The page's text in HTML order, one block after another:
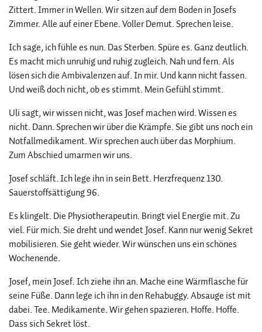
Zittert. Immer in Wellen. Wir sitzen auf dem Boden in Josefs
Zimmer. Alle auf einer Ebene. Voller Demut. Sprechen leise.
Ich sage, ich fühle es nun. Das Sterben. Spüre es. Ganz deutlich.
Es macht mich unruhig und ruhig zugleich. Nah und fern. Als
lösen sich die Ambivalenzen auf. In mir. Und kann nicht fassen.
Und weiß doch nicht, ob es stimmt. Mein Gefühl stimmt.
Uli sagt, wir wissen nicht, was Josef machen wird. Wissen es
nicht. Dann. Sprechen wir über die Krämpfe. Sie gibt uns noch ein
Notfallmedikament. Wir sprechen auch über das Morphium.
Zum Abschied umarmen wir uns.
Josef schläft. Ich lege ihn in sein Bett. Herzfrequenz 130.
Sauerstoffsättigung 96.
Es klingelt. Die Physiotherapeutin. Bringt viel Energie mit. Zu
viel. Für mich. Sie dreht und wendet Josef. Kann nur wenig Sekret
mobilisieren. Sie geht wieder. Wir wünschen uns ein schönes
Wochenende.
Josef, mein Josef. Ich ziehe ihn an. Mache eine Wärmflasche für
seine Füße. Dann lege ich ihn in den Rehabuggy. Absauge ist mit
dabei. Tee. Medikamente. Wir gehen spazieren. Hoffe. Hoffe.
Dass sich Sekret löst.